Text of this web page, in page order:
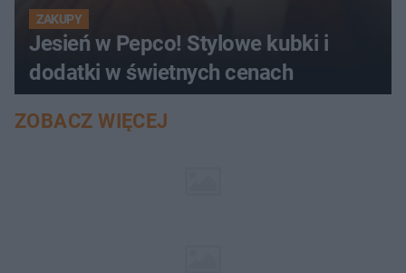
ZAKUPY
Jesień w Pepco! Stylowe kubki i
dodatki w świetnych cenach
ZOBACZ WIĘCEJ